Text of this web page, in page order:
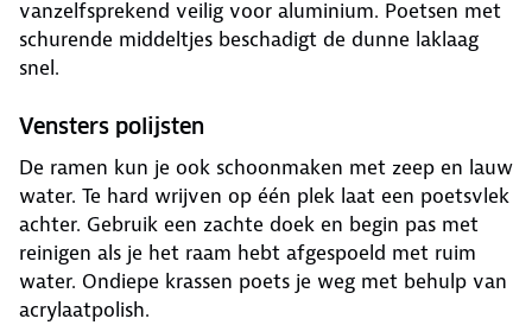
vanzelfsprekend veilig voor aluminium. Poetsen met
schurende middeltjes beschadigt de dunne laklaag
snel.
Vensters polijsten
De ramen kun je ook schoonmaken met zeep en lauw
water. Te hard wrijven op één plek laat een poetsvlek
achter. Gebruik een zachte doek en begin pas met
reinigen als je het raam hebt afgespoeld met ruim
water. Ondiepe krassen poets je weg met behulp van
acrylaatpolish.